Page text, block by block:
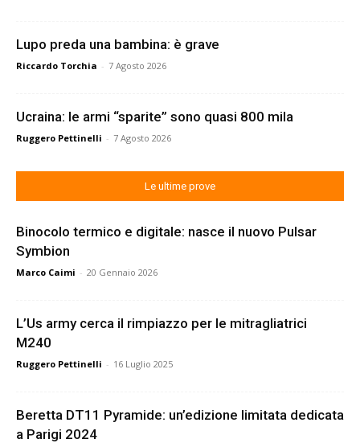
Lupo preda una bambina: è grave
Riccardo Torchia - 7 Agosto 2026
Ucraina: le armi “sparite” sono quasi 800 mila
Ruggero Pettinelli - 7 Agosto 2026
Le ultime prove
Binocolo termico e digitale: nasce il nuovo Pulsar
Symbion
Marco Caimi - 20 Gennaio 2026
L’Us army cerca il rimpiazzo per le mitragliatrici
M240
Ruggero Pettinelli - 16 Luglio 2025
Beretta DT11 Pyramide: un’edizione limitata dedicata
a Parigi 2024